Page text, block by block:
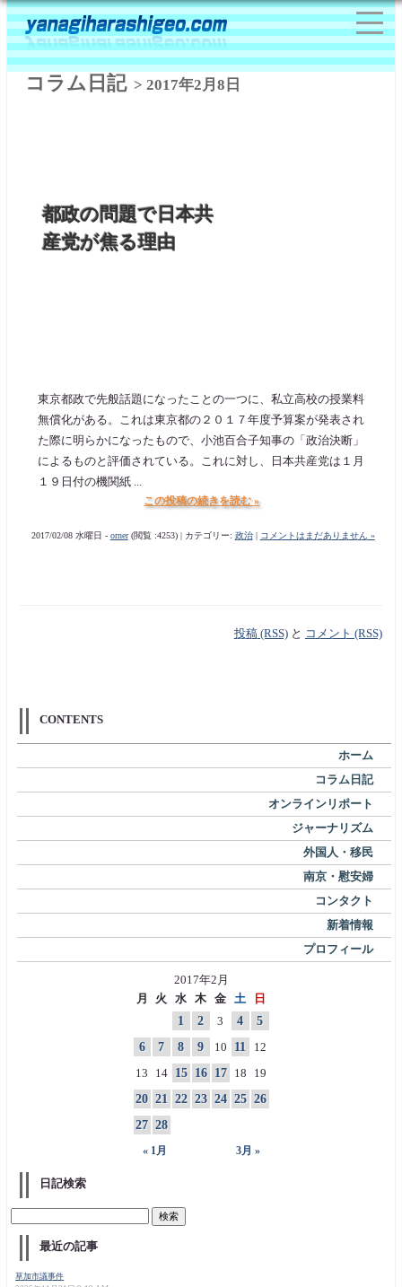
コラム日記> 2017年2月8日
都政の問題で日本共
産党が焦る理由
東京都政で先般話題になったことの一つに、私立高校の授業料
無償化がある。これは東京都の２０１７年度予算案が発表され
た際に明らかになったもので、小池百合子知事の「政治決断」
によるものと評価されている。これに対し、日本共産党は１月
１９日付の機関紙 ...
この投稿の続きを読む »
2017/02/08 水曜日 - orner(閲覧 :4253) | カテゴリー: 政治| コメントはまだありません »
投稿 (RSS)と コメント (RSS)
CONTENTS
ホーム
コラム日記
オンラインリポート
ジャーナリズム
外国人・移民
南京・慰安婦
コンタクト
新着情報
プロフィール
2017年2月
月
火 水 木 金 土 日
« 1月 3月 »
1 2 3 4
5
6
7 8 9 10 11
12
13
14 15 16 17 18
19
20 21 22 23 24 25 26
27 28
日記検索
最近の記事
草加市議事件